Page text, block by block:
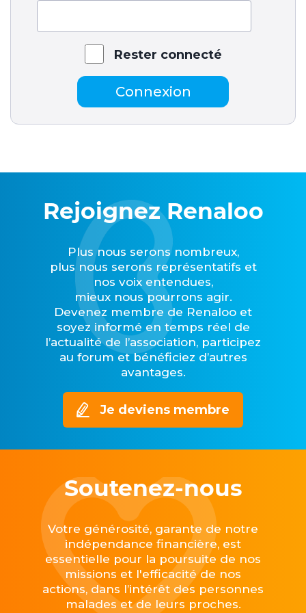
Rester connecté
Connexion
Rejoignez Renaloo
Plus nous serons nombreux,
plus nous serons représentatifs et
nos voix entendues,
mieux nous pourrons agir.
Devenez membre de Renaloo et
soyez informé en temps réel de
l’actualité de l’association, participez
au forum et bénéficiez d’autres
avantages.
Je deviens membre
Soutenez-nous
Votre générosité, garante de notre
indépendance financière, est
essentielle pour la poursuite de nos
missions et l'efficacité de nos
actions, dans l’intérêt des personnes
malades et de leurs proches.